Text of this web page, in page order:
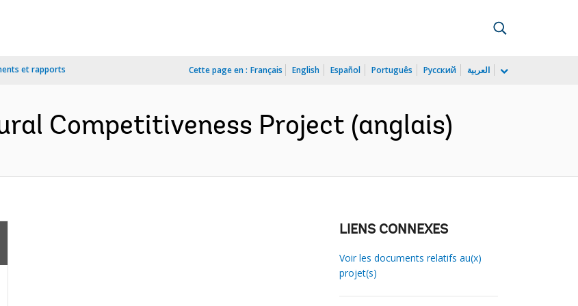
et rapports Cette page en : Français English Español Português Русский العربية
Competitiveness Project (anglais)
LIENS CONNEXES
Voir les documents relatifs au(x)
projet(s)